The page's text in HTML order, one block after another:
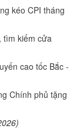
kéo CPI tháng
tìm kiếm cửa
cao tốc Bắc -
Chính phủ tặng